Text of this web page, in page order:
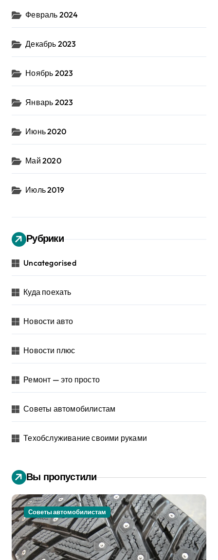
Февраль 2024
Декабрь 2023
Ноябрь 2023
Январь 2023
Июнь 2020
Май 2020
Июль 2019
Рубрики
Uncategorised
Куда поехать
Новости авто
Новости плюс
Ремонт — это просто
Советы автомобилистам
Техобслуживание своими руками
Вы пропустили
Советы автомобилистам